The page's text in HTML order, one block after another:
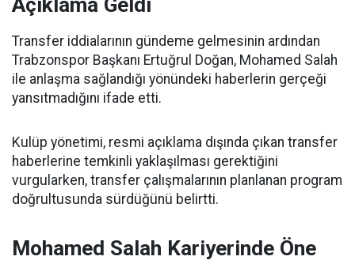
Açıklama Geldi
Transfer iddialarının gündeme gelmesinin ardından
Trabzonspor Başkanı Ertuğrul Doğan, Mohamed Salah
ile anlaşma sağlandığı yönündeki haberlerin gerçeği
yansıtmadığını ifade etti.
Kulüp yönetimi, resmi açıklama dışında çıkan transfer
haberlerine temkinli yaklaşılması gerektiğini
vurgularken, transfer çalışmalarının planlanan program
doğrultusunda sürdüğünü belirtti.
Mohamed Salah Kariyerinde Öne